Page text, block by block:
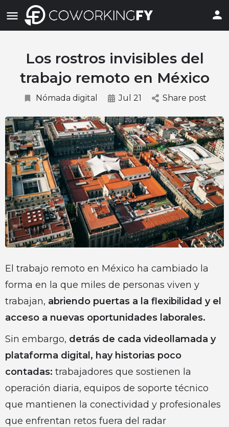
Los rostros invisibles del
trabajo remoto en México
Nómada digital Jul 21 Share post
El trabajo remoto en México ha cambiado la
forma en la que miles de personas viven y
trabajan, abriendo puertas a la flexibilidad y el
acceso a nuevas oportunidades laborales.
Sin embargo, detrás de cada videollamada y
plataforma digital, hay historias poco
contadas: trabajadores que sostienen la
operación diaria, equipos de soporte técnico
que mantienen la conectividad y profesionales
que enfrentan retos fuera del radar